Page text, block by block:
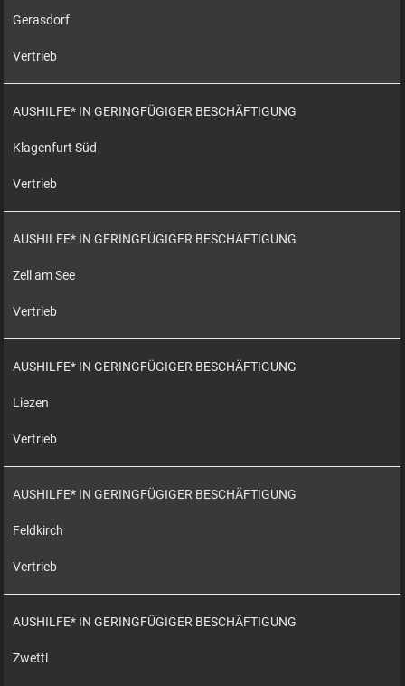
Gerasdorf
Vertrieb
AUSHILFE* IN GERINGFÜGIGER BESCHÄFTIGUNG
Klagenfurt Süd
Vertrieb
AUSHILFE* IN GERINGFÜGIGER BESCHÄFTIGUNG
Zell am See
Vertrieb
AUSHILFE* IN GERINGFÜGIGER BESCHÄFTIGUNG
Liezen
Vertrieb
AUSHILFE* IN GERINGFÜGIGER BESCHÄFTIGUNG
Feldkirch
Vertrieb
AUSHILFE* IN GERINGFÜGIGER BESCHÄFTIGUNG
Zwettl